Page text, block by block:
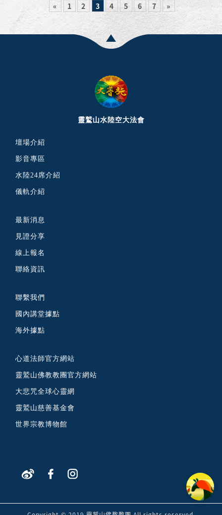
« 1 2 3 4 5 6 7 »
靈鷲山水陸空大法會
壇場介紹
影音專區
水陸24席介紹
儀軌介紹
最新消息
見證分享
線上報名
聯絡資訊
聯繫我們
國內講堂據點
海外據點
心道法師官方網站
靈鷲山佛教教團官方網站
大悲咒全球心靈網
靈鷲山慈善基金會
世界宗教博物館